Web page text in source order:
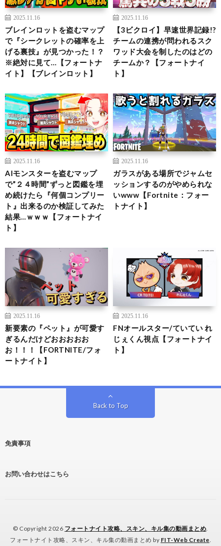
2025.11.16
ブレインロットを盗むマップ
で『シークレットの確率を上
げる裏技』が見つかった！？
※絶対に見て…【フォートナ
イト】【ブレインロット】
2025.11.16
【3ビクロイ】早速世界記録!?
チームの連携が問われるスク
ワッド大会を制したのはどの
チームか？【フォートナイ
ト】
2025.11.16
AIモンスターを盗むマップ
で”２４時間”ずっと図鑑を埋
め続けたら『何個コンプリー
ト』出来るのか検証してみた
結果…ｗｗｗ【フォートナイ
ト】
2025.11.16
ガラスがある場所でジャムセ
ッションするのがやめられな
いwww【Fortnite：フォー
トナイト】
2025.11.16
新要素の『ペット』が可愛す
ぎるんだけどおおおおお
お！！！【FORTNITE/フォ
ートナイト】
2025.11.16
FNオールスター/ていてい れ
じぇくん視点【フォートナイ
ト】
Back to Top
免責事項
お問い合わせはこちら
© Copyright 2026 フォートナイト攻略、スキン、キル集の動画まとめ
フォートナイト攻略、スキン、キル集の動画まとめ by FIT-Web Create